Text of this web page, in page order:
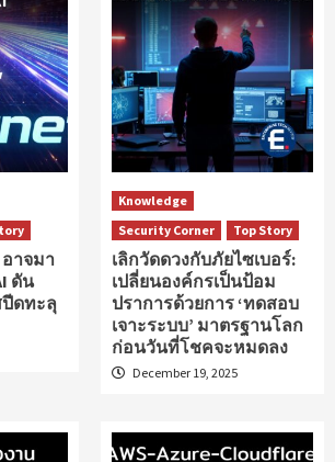
าจมา
ดัน
ปีดทะลุ
Knowledge
Security Corner
Top Story
เลิกวัดดวงกับภัยไซเบอร์:
เปลี่ยนองค์กรเป็นป้อม
ปราการด้วยการ ‘ทดสอบ
เจาะระบบ’ มาตรฐานโลก
ก่อนวันที่โชคจะหมดลง
December 19, 2025